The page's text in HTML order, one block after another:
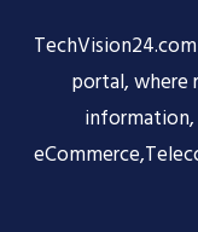
portal, where